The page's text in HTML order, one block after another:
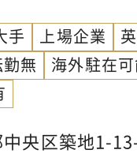
ただきます
等において
メントを担
ー候補とし
ジメントに
手 上場企業
無
海外駐在
央区築地1-